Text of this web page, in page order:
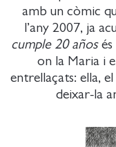
amb un còmic
l’any 2007, ja
cumple 20 añosés
on la Maria i
entrellaçats: ella,
deixar-la